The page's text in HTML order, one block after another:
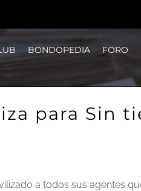
BONDOPEDIA FORO
para Sin
a todos sus agentes